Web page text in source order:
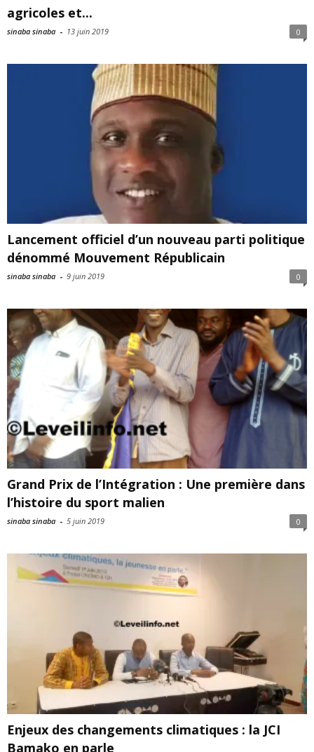
agricoles et...
sinaba sinaba - 13 juin 2019 0
Lancement officiel d’un nouveau parti politique
dénommé Mouvement Républicain
sinaba sinaba - 9 juin 2019 0
Grand Prix de l’Intégration : Une première dans
l’histoire du sport malien
sinaba sinaba - 5 juin 2019 0
Enjeux des changements climatiques : la JCI
Bamako en parle